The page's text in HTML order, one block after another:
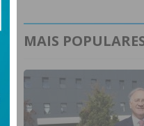
MAIS